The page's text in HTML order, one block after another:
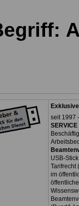
seit 1997
USB-
Tarifrecht
im